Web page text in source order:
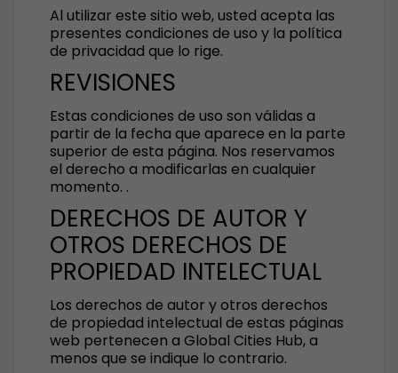
Al utilizar este sitio web, usted acepta las
presentes condiciones de uso y la política
de privacidad que lo rige.
REVISIONES
Estas condiciones de uso son válidas a
partir de la fecha que aparece en la parte
superior de esta página. Nos reservamos
el derecho a modificarlas en cualquier
momento. .
DERECHOS DE AUTOR Y
OTROS DERECHOS DE
PROPIEDAD INTELECTUAL
Los derechos de autor y otros derechos
de propiedad intelectual de estas páginas
web pertenecen a Global Cities Hub, a
menos que se indique lo contrario.